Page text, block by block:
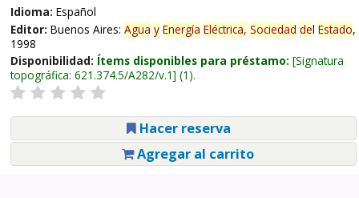
Idioma: Español
Editor: Buenos Aires: Agua y Energía Eléctrica, Sociedad del Estado,
1998
Disponibilidad: Ítems disponibles para préstamo: Signatura
topográfica: 621.374.5/A282/v.1 (1).
Hacer reserva
Agregar al carrito